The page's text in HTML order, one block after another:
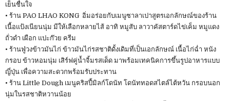
เย็นชื่นใจ
• ร้าน PAO LHAO KONG อิ่มอร่อยกับเมนูซาลาเปาสูตรเอกลักษณ์ของร้าน
เนื้อแป้งเนียนนุ่ม มีให้เลือกหลายไส้ อาทิ หมูสับ ลาวาคัสตาร์ดไข่เค็ม หมูแดง
ถั่วดำ เผือก แปะก๊วย ครีม
• ร้านฟู่วงข้าวมันไก่ ข้าวมันไก่รสชาติดั้งเดิมที่เป็นเอกลักษณ์ เนื้อไก่ฉ่ำ หนัง
กรอบ ข้าวหอมนุ่ม เสิร์ฟคู่น้ำจิ้มรสเด็ด มาพร้อมเทคนิคการขึ้นรูปอาหารแบบ
ญี่ปุ่น เพื่อความสะดวกพร้อมรับประทาน
• ร้าน Little Dough เมนูคริสปี้มิลก์โดนัท โดนัททอดสไตล์ไต้หวัน กรอบนอก
นุ่มในรสชาติหวานน้อย